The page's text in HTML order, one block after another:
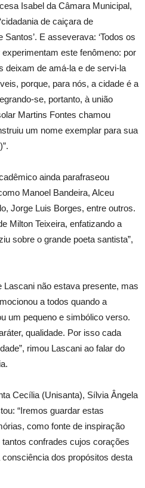
Isabel da Câmara Municipal,
de caiçara de
E asseverava: ‘Todos os
este fenômeno: por
deixam de amá-la e de servi-la
porque, para nós, a cidade é a
se, portanto, à união
Martins Fontes chamou
um nome exemplar para sua
ainda parafraseou
Manoel Bandeira, Alceu
Jorge Luis Borges, entre outros.
Milton Teixeira, enfatizando a
sobre o grande poeta santista”,
não estava presente, mas
a todos quando a
um pequeno e simbólico verso.
qualidade. Por isso cada
rimou Lascani ao falar do
Cecília (Unisanta), Sílvia Ângela
“Iremos guardar estas
como fonte de inspiração
confrades cujos corações
dos propósitos desta